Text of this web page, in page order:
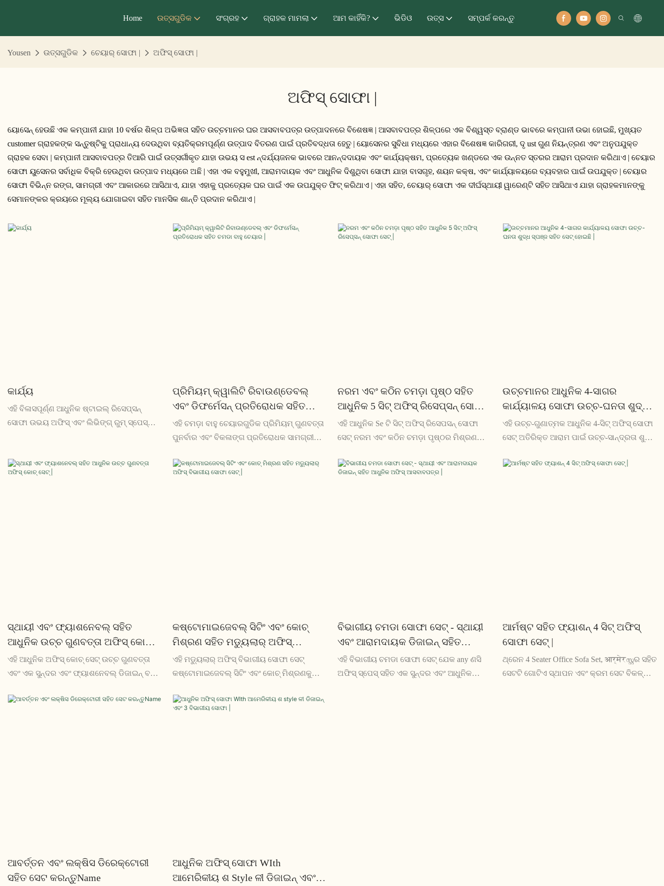
Home ଉତ୍ସଗୁଡିକ ସଂଗ୍ରହ ଗ୍ରାହକ ମାମଲା ଆମ କାହିଁକି? ଭିଡିଓ ଉତ୍ସ ସମ୍ପର୍କ କରନ୍ତୁ
Yousen ଉତ୍ସଗୁଡିକ ଚେୟାର୍ ସୋଫା | ଅଫିସ୍ ସୋଫା |
ଅଫିସ୍ ସୋଫା |
ୟୋସେନ୍ ହେଉଛି ଏକ କମ୍ପାନୀ ଯାହା 10 ବର୍ଷର ଶିଳ୍ପ ଅଭିଜ୍ଞତା ସହିତ ଉଚ୍ଚମାନର ଘର ଆସବାବପତ୍ର ଉତ୍ପାଦନରେ ବିଶେଷଜ୍ଞ | ଆସବାବପତ୍ର ଶିଳ୍ପରେ ଏକ ବିଶ୍ୱସ୍ତ ବ୍ରାଣ୍ଡ ଭାବରେ କମ୍ପାନୀ ଉଭା ହୋଇଛି, ମୁଖ୍ୟତ
customer ଗ୍ରାହକଙ୍କ ସନ୍ତୁଷ୍ଟିକୁ ପ୍ରାଧାନ୍ୟ ଦେଉଥିବା ବ୍ୟତିକ୍ରମପୂର୍ଣ୍ଣ ଉତ୍ପାଦ ବିତରଣ ପାଇଁ ପ୍ରତିବଦ୍ଧତା ହେତୁ | ୟୋସେନର ସୁବିଧା ମଧ୍ୟରେ ଏହାର ବିଶେଷଜ୍ଞ କାରିଗରୀ, ଦୃ ust ଗୁଣ ନିୟନ୍ତ୍ରଣ ଏବଂ ଅନୁପଯୁକ୍ତ
ଗ୍ରାହକ ସେବା | କମ୍ପାନୀ ଆସବାବପତ୍ର ତିଆରି ପାଇଁ ଉତ୍ସର୍ଗୀକୃତ ଯାହା ଉଭୟ ସ est ନ୍ଦର୍ଯ୍ୟଜନକ ଭାବରେ ଆନନ୍ଦଦାୟକ ଏବଂ କାର୍ଯ୍ୟକ୍ଷମ, ପ୍ରତ୍ୟେକ ଖଣ୍ଡରେ ଏକ ଉନ୍ନତ ସ୍ତରର ଆରାମ ପ୍ରଦାନ କରିଥାଏ | ଚେୟାର
ସୋଫା ୟୁସେନର ସର୍ବାଧିକ ବିକ୍ରି ହେଉଥିବା ଉତ୍ପାଦ ମଧ୍ୟରେ ଅଛି | ଏହା ଏକ ବହୁମୁଖୀ, ଆରାମଦାୟକ ଏବଂ ଆଧୁନିକ ଦିଶୁଥିବା ସୋଫା ଯାହା ବାସଗୃହ, ଶୟନ କକ୍ଷ, ଏବଂ କାର୍ଯ୍ୟାଳୟରେ ବ୍ୟବହାର ପାଇଁ ଉପଯୁକ୍ତ | ଚେୟାର
ସୋଫା ବିଭିନ୍ନ ରଙ୍ଗ, ସାମଗ୍ରୀ ଏବଂ ଆକାରରେ ଆସିଥାଏ, ଯାହା ଏହାକୁ ପ୍ରତ୍ୟେକ ଘର ପାଇଁ ଏକ ଉପଯୁକ୍ତ ଫିଟ୍ କରିଥାଏ | ଏହା ସହିତ, ଚେୟାର୍ ସୋଫା ଏକ ଦୀର୍ଘସ୍ଥାୟୀ ୱାରେଣ୍ଟି ସହିତ ଆସିଥାଏ ଯାହା ଗ୍ରାହକମାନଙ୍କୁ
ସେମାନଙ୍କର କ୍ରୟରେ ମୂଲ୍ୟ ଯୋଗାଇବା ସହିତ ମାନସିକ ଶାନ୍ତି ପ୍ରଦାନ କରିଥାଏ |
କାର୍ଯ୍ୟ
ଏହି ବିଳାସପୂର୍ଣ୍ଣ ଆଧୁନିକ ଷ୍ଟାଇଲ୍ ରିସେପ୍ସନ୍
ସୋଫା ଉଭୟ ଅଫିସ୍ ଏବଂ ଲିଭିଙ୍ଗ୍ ରୁମ୍ ସ୍ପେସ୍
ପ୍ରଭାବିତ କରିବ | ଏହାର ପ୍ଲସ୍ କୁଶ ଏବଂ
ସମସାମୟିକ ଦୃଶ୍ୟ ସହିତ, ଏହା ଯେକ any ଣସି
ପ୍ରିମିୟମ୍ କ୍ୱାଲିଟି ରିବାଉଣ୍ଡେବଲ୍
ଏବଂ ଡିଫର୍ମେସନ୍ ପ୍ରତିରୋଧକ ସହିତ
ଚମଡା ବାହୁ ଚେୟାର |
ଏହି ଚମଡ଼ା ବାହୁ ଚେୟାରଗୁଡିକ ପ୍ରିମିୟମ୍ ଗୁଣବତ୍ତା
ପୁନର୍ବାର ଏବଂ ବିକଳାଙ୍ଗ ପ୍ରତିରୋଧକ ସାମଗ୍ରୀ
ନିଶ୍ଚିତ କରେ | ଏହି ସ୍ଥାୟୀ ଏବଂ ଉଚ୍ଚ-ଶେଷ
ଖଣ୍ଡଗୁଡ଼ିକ ସହିତ ଏକ ବିଳାସପୂର୍ଣ୍ଣ ଆସନ ଅଭିଜ୍ଞତା
ନରମ ଏବଂ କଠିନ ଚମଡ଼ା ପୃଷ୍ଠ ସହିତ
ଆଧୁନିକ 5 ସିଟ୍ ଅଫିସ୍ ରିସେପ୍ସନ୍ ସୋଫା
ସେଟ୍ |
ଏହି ଆଧୁନିକ Se ଟି ସିଟ୍ ଅଫିସ୍ ରିସେପସନ୍ ସୋଫା
ସେଟ୍ ନରମ ଏବଂ କଠିନ ଚମଡ଼ା ପୃଷ୍ଠର ମିଶ୍ରଣ
| ଏହା ଆରାମ ଏବଂ ସ୍ଥାୟୀତ୍ୱ ପ୍ରଦାନ କରେ, ଏହାକୁ
ଯେକ any ଣସି ଅଫିସ୍ ରିସେପ୍ସନ୍ ଏରିଆରେ ଏକ
ଉଚ୍ଚମାନର ଆଧୁନିକ 4-ସାଗର
କାର୍ଯ୍ୟାଳୟ ସୋଫା ଉଚ୍ଚ-ଘନତା ଶୁଦ୍ଧ
ସ୍ପଞ୍ଜ ସହିତ ସେଟ୍ ହୋଇଛି |
ଏହି ଉଚ୍ଚ-ଗୁଣାତ୍ମକ ଆଧୁନିକ 4-ସିଟ୍ ଅଫିସ୍ ସୋଫା
ସେଟ୍ ଅତିରିକ୍ତ ଆରାମ ପାଇଁ ଉଚ୍ଚ-ସାନ୍ଦ୍ରତା ଶୁଦ୍ଧ
ସମସାମୟିକ ଡିଜାଇନ୍ ଯେକ any ଣସି ଅଫିସ୍ ସ୍ଥାନ
ସ୍ଥାୟୀ ଏବଂ ଫ୍ୟାଶନେବଲ୍ ସହିତ
ଆଧୁନିକ ଉଚ୍ଚ ଗୁଣବତ୍ତା ଅଫିସ୍ କୋଚ୍
ସେଟ୍ |
ଏହି ଆଧୁନିକ ଅଫିସ୍ କୋଚ୍ ସେଟ୍ ଉଚ୍ଚ ଗୁଣବତ୍ତା
ଏବଂ ଏକ ସୁନ୍ଦର ଏବଂ ଫ୍ୟାଶନେବଲ୍ ଡିଜାଇନ୍ ବ
ଆରାମଦାୟକ | ଯେକ any ଣସି ସମସାମୟିକ
କଷ୍ଟୋମାଇଜେବଲ୍ ସିଟିଂ ଏବଂ କୋଚ୍
ମିଶ୍ରଣ ସହିତ ମଡ୍ୟୁଲାର୍ ଅଫିସ୍
ବିଭାଗୀୟ ସୋଫା ସେଟ୍ |
ଏହି ମଡ୍ୟୁଲାର୍ ଅଫିସ୍ ବିଭାଗୀୟ ସୋଫା ସେଟ୍
କଷ୍ଟୋମାଇଜେବଲ୍ ସିଟିଂ ଏବଂ କୋଚ୍ ମିଶ୍ରଣକୁ
ଅନୁମତି ଦିଏ | ଏହାର ବହୁମୁଖୀ ଡିଜାଇନ୍ ଏହାକୁ ଯେକ
any ଣସି ଅଫିସ୍ ପରିବେଶ ପାଇଁ ଉପଯୁକ୍ତ କରିଥାଏ |
ବିଭାଗୀୟ ଚମଡା ସୋଫା ସେଟ୍ - ସ୍ଥାୟୀ
ଏବଂ ଆରାମଦାୟକ ଡିଜାଇନ୍ ସହିତ
ଆଧୁନିକ ଅଫିସ୍ ଆସବାବପତ୍ର |
ଏହି ବିଭାଗୀୟ ଚମଡା ସୋଫା ସେଟ୍ ଯେକ any ଣସି
ଅଫିସ୍ ସ୍ପେସ୍ ସହିତ ଏକ ସୁନ୍ଦର ଏବଂ ଆଧୁନିକ
ଆର୍ମଷ୍ଟ ସହିତ ଫ୍ୟାଶନ୍ 4 ସିଟ୍ ଅଫିସ୍
ସୋଫା ସେଟ୍ |
ଥ୍ରେନ 4 Seater Office Sofa Set, आर्मेरസ്റ്റର ସହିତ
ସେଟଟି ଗୋଟିଏ ସ୍ଥାପନ ଏବଂ କ୍ରମ ସେଟ ବିକଳ୍ପ ।
ଆବର୍ତ୍ତନ ଏବଂ ଲକ୍ଷିସ ଡିରେକ୍ଟୋରୀ
ସହିତ ସେଟ କରନ୍ତୁName
ଆଧୁନିକ ଅଫିସ୍ ସୋଫା WIth
ଆମେରିକୀୟ ଶ Style ଳୀ ଡିଜାଇନ୍ ଏବଂ 3